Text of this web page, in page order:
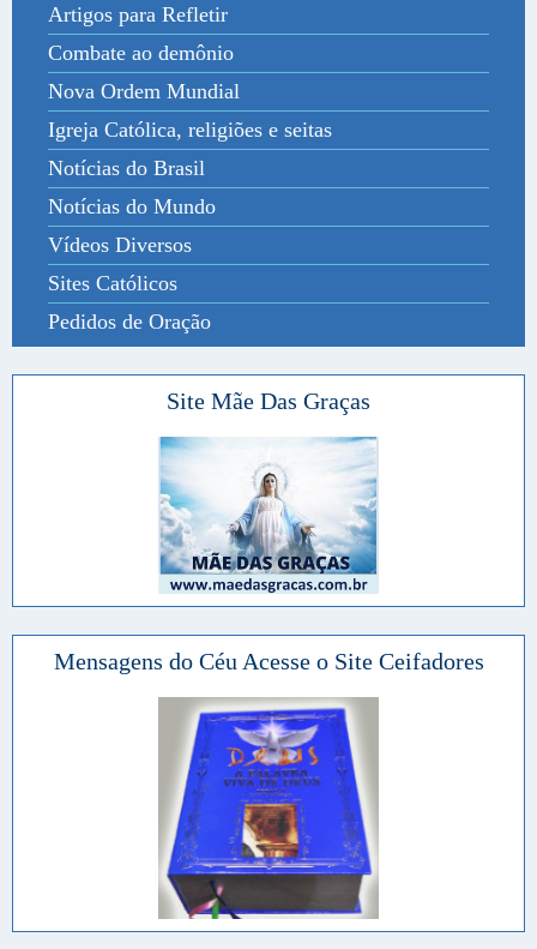
Artigos para Refletir
Combate ao demônio
Nova Ordem Mundial
Igreja Católica, religiões e seitas
Notícias do Brasil
Notícias do Mundo
Vídeos Diversos
Sites Católicos
Pedidos de Oração
Site Mãe Das Graças
Mensagens do Céu Acesse o Site Ceifadores